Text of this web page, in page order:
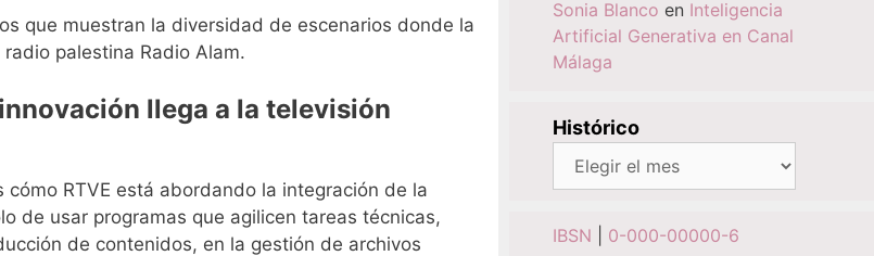
que muestran la diversidad de escenarios donde la
palestina Radio Alam.
llega a la televisión
RTVE está abordando la integración de la
de usar programas que agilicen tareas técnicas,
de contenidos, en la gestión de archivos
Sonia Blanco en Inteligencia
Artificial Generativa en Canal
Málaga
Histórico
Histórico
IBSN 0-000-00000-6